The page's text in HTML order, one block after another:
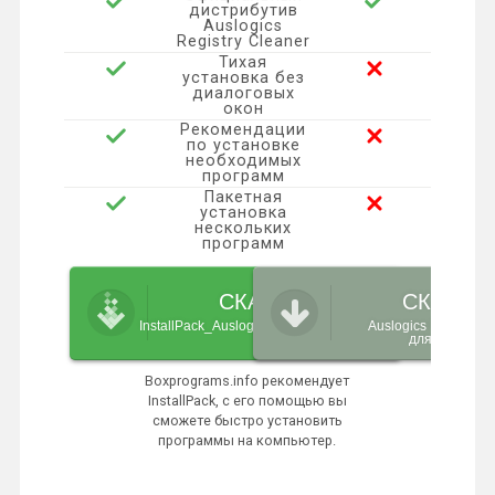
ь
дистрибутив
Auslogics
Registry Cleaner
Тихая
установка без
диалоговых
окон
Рекомендации
по установке
необходимых
программ
Пакетная
установка
нескольких
программ
СКАЧАТЬ
InstallPack_Auslogics-registry-cleaner.exeAuslogics Registry
для Windows
Boxprograms.info рекомендует
InstallPack, с его помощью вы
сможете быстро установить
программы на компьютер.